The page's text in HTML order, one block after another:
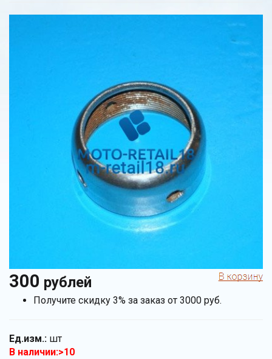
300 рублей
Получите скидку 3% за заказ от 3000 руб.
Ед.изм.: шт
В наличии:>10